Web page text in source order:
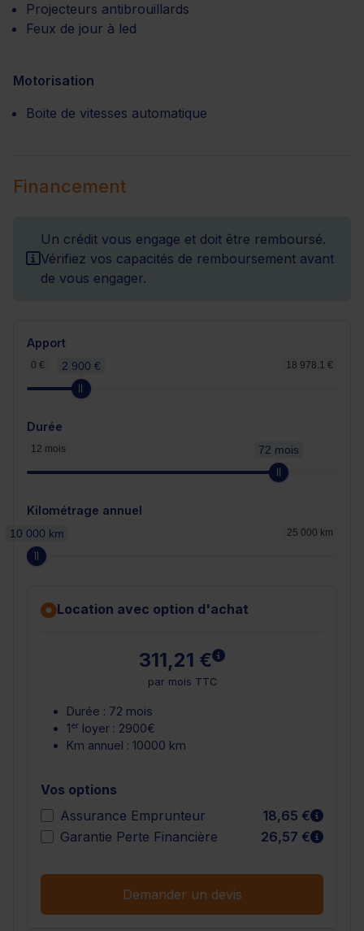
Projecteurs antibrouillards
Feux de jour à led
Motorisation
Boite de vitesses automatique
Financement
Un crédit vous engage et doit être remboursé.
Vérifiez vos capacités de remboursement avant
de vous engager.
Apport
0 € 18 978.1 €
2 900 €
Durée
12 mois 72 mois
Kilométrage annuel
25 000 km
10 000 km
Location avec option d'achat
311,21 € En savoir plus
par mois TTC
Durée : 72 mois
1er loyer : 2900€
Km annuel : 10000 km
Vos options
Assurance Emprunteur
18,65 €
En
Garantie Perte Financière
26,57 € En
Demander un devis